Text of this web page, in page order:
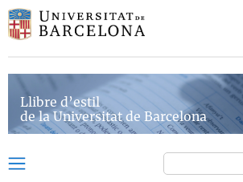
Llibre d’estil
de la Universitat de Barcelona